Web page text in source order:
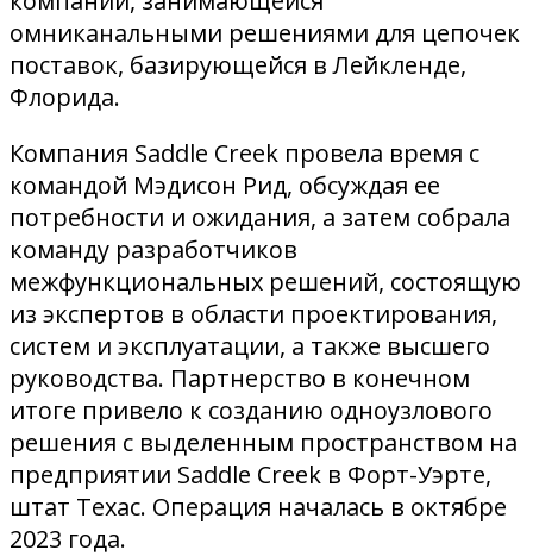
омниканальными решениями для цепочек
поставок, базирующейся в Лейкленде,
Флорида.
Компания Saddle Creek провела время с
командой Мэдисон Рид, обсуждая ее
потребности и ожидания, а затем собрала
команду разработчиков
межфункциональных решений, состоящую
из экспертов в области проектирования,
систем и эксплуатации, а также высшего
руководства. Партнерство в конечном
итоге привело к созданию одноузлового
решения с выделенным пространством на
предприятии Saddle Creek в Форт-Уэрте,
штат Техас. Операция началась в октябре
2023 года.